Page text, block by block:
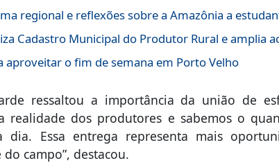
regional e reflexões sobre a Amazônia a
Cadastro Municipal do Produtor Rural e amplia
o fim de semana em Porto Velho
ressaltou a importância da união de
realidade dos produtores e sabemos o
Essa entrega representa mais
campo”, destacou.